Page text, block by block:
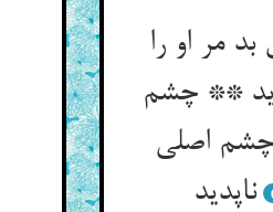
بد مر او را
** چشم
اصلی
ناپدید